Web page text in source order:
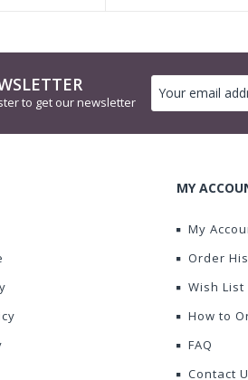
to get our newsletter
MY
My
Order
Wish List
How to
FAQ
Contact